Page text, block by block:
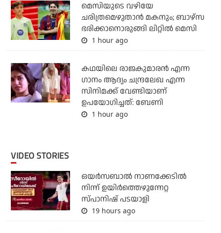
മെസിയുടെ വഴിയേ
ചരിത്രമെഴുതാന്‍ മകനും; ബാഴ്‌സ
ഭരിക്കാനൊരുങ്ങി ലിറ്റില്‍ മെസി
1 hour ago
കഥയിലെ രാജകുമാരൻ എന്ന
ഗാനം ആദ്യം ചന്ദ്രലേഖ എന്ന
സിനിമക്ക് വേണ്ടിയാണ്
ഉപയോഗിച്ചത്: ബേണി
1 hour ago
VIDEO STORIES
ഒയര്‍സബാൽ നാണക്കേടിൽ
നിന്ന് ഉയിർത്തെഴുന്നേറ്റ
സ്പാനിഷ് പടയാളി
19 hours ago